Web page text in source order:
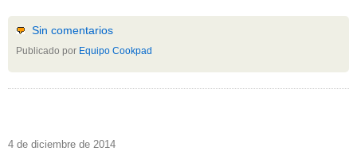
Sin comentarios
Publicado por Equipo Cookpad
4 de diciembre de 2014